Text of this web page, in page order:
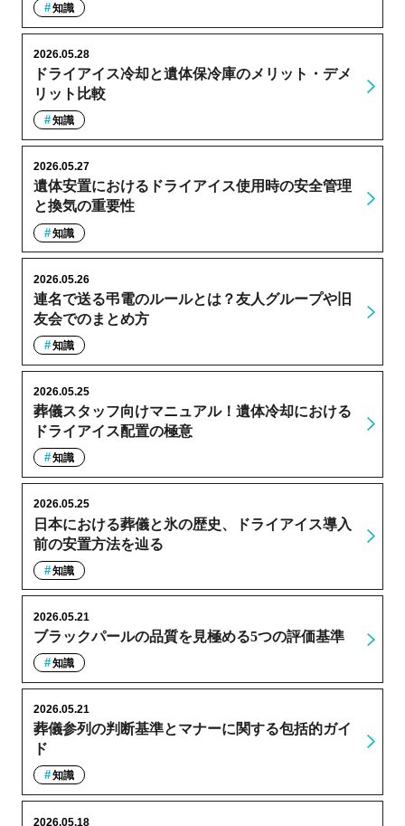
知識
ドライアイス冷却と遺体保冷庫のメリット・デメ
リット比較
2026.05.28
知識
遺体安置におけるドライアイス使用時の安全管理
と換気の重要性
2026.05.27
知識
連名で送る弔電のルールとは？友人グループや旧
友会でのまとめ方
2026.05.26
知識
葬儀スタッフ向けマニュアル！遺体冷却における
ドライアイス配置の極意
2026.05.25
知識
日本における葬儀と氷の歴史、ドライアイス導入
前の安置方法を辿る
2026.05.25
知識
ブラックパールの品質を見極める5つの評価基準
2026.05.21
知識
葬儀参列の判断基準とマナーに関する包括的ガイ
ド
2026.05.21
知識
2026.05.18